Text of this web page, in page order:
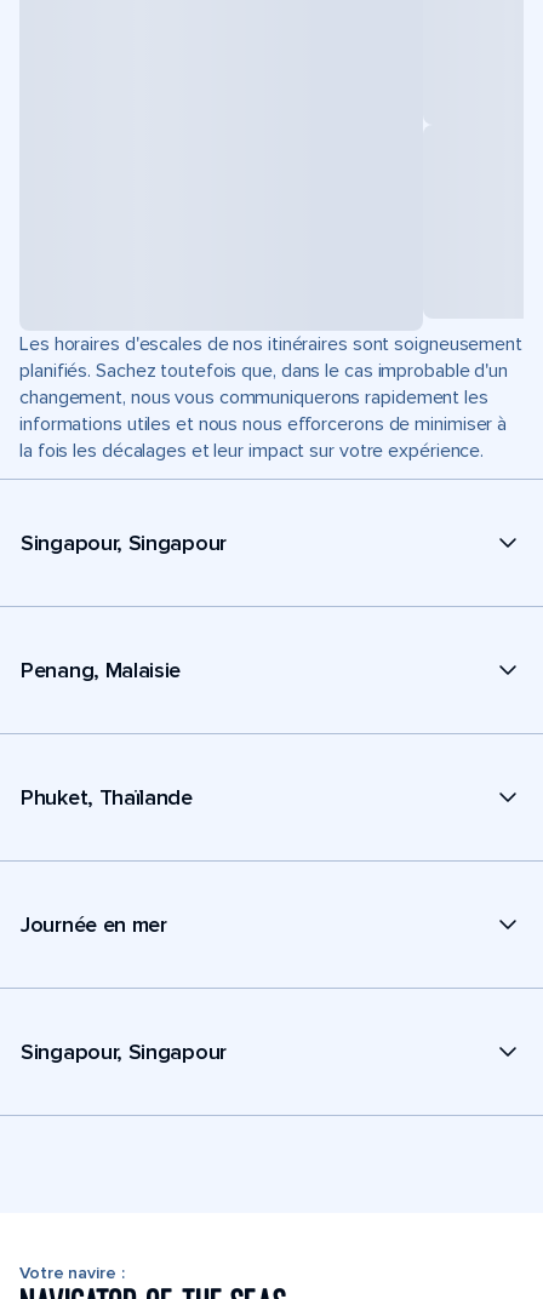
Les horaires d'escales de nos itinéraires sont soigneusement
planifiés. Sachez toutefois que, dans le cas improbable d'un
changement, nous vous communiquerons rapidement les
informations utiles et nous nous efforcerons de minimiser à
la fois les décalages et leur impact sur votre expérience.
Singapour, Singapour
Penang, Malaisie
Phuket, Thaïlande
Journée en mer
Singapour, Singapour
Votre navire :